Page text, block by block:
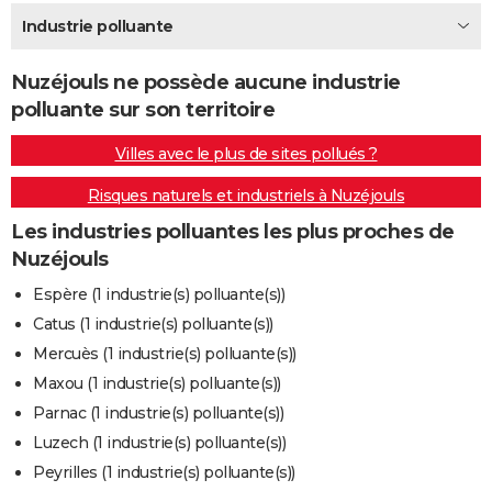
Destinations
City break
Voyage nature
Voyage de noces
Forum
Climat
+PHOTO
GUIDES D'ACHAT
BONS PLANS
CARTE DE VOEUX
Carte de Noël
Carte Bonne année
Carte Saint-Valentin
Carte Pâques
Carte d'anniversaire
DICTIONNAIRE
Dictionnaire
Biographies
Citations
Expressions
Proverbes
PROGRAMME TV
COPAINS D'AVANT
S'inscrire
Se connecter
Lycées
Collèges
Primaires
Universités
Entreprises
Service militaire
Avis de recherche
AVIS DE DÉCÈS
FORUM
Bricolage
Lifestyle
Culture
Sport
Auto
Television
Voyage
Cinema
Industrie polluante
Nuzéjouls ne possède aucune industrie
polluante sur son territoire
Villes avec le plus de sites pollués ?
Risques naturels et industriels à Nuzéjouls
Les industries polluantes les plus proches de
Nuzéjouls
Espère (1 industrie(s) polluante(s))
Catus (1 industrie(s) polluante(s))
Mercuès (1 industrie(s) polluante(s))
Maxou (1 industrie(s) polluante(s))
Parnac (1 industrie(s) polluante(s))
Luzech (1 industrie(s) polluante(s))
Peyrilles (1 industrie(s) polluante(s))